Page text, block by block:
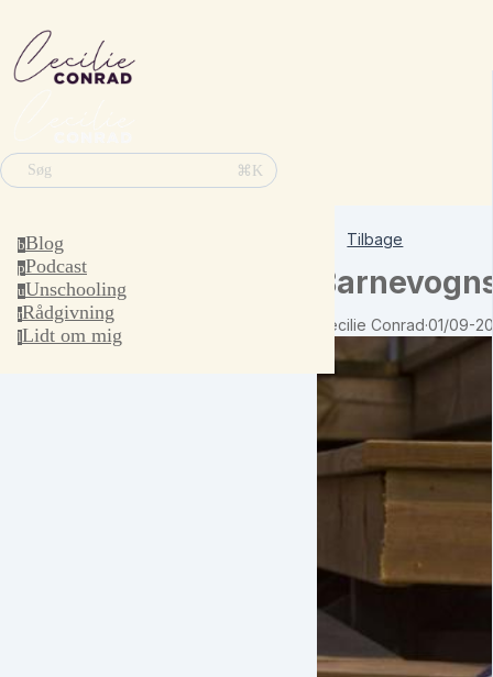
Søg ⌘K
bBlog
pPodcast
uUnschooling
rRådgivning
lLidt om mig
Tilbage
Cecilie Conrad·01/09-